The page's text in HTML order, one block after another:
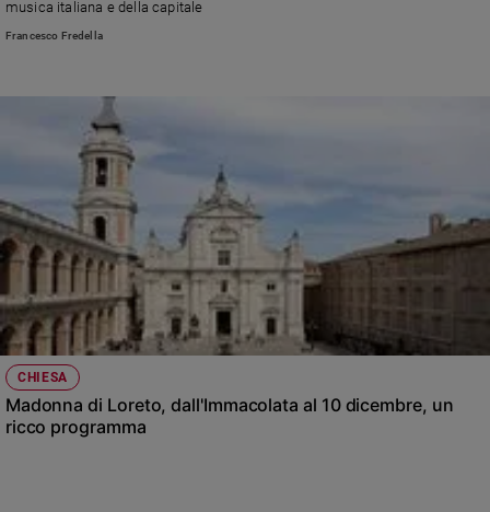
Musica
Arte
ed
educazione
Genitori
e
figli
Nonni
musica italiana e della capitale
Francesco Fredella
CHIESA
Madonna di Loreto, dall'Immacolata al 10 dicembre, un
ricco programma